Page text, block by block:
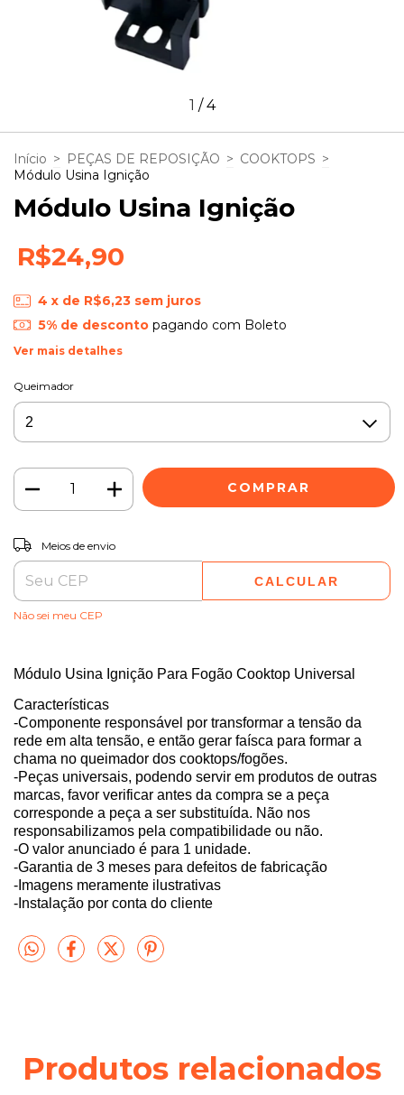
1 /4
Início > PEÇAS DE REPOSIÇÃO > COOKTOPS >
Módulo Usina Ignição
Módulo Usina Ignição
R$24,90
4 x de R$6,23 sem juros
5% de descontopagando com Boleto
Ver mais detalhes
Queimador
Entregas para o CEP:
Meios de envio
CALCULAR
Não sei meu CEP
Módulo Usina Ignição Para Fogão Cooktop Universa
Características
-Componente responsável por transformar a tensão da
rede em alta tensão, e então gerar faísca para formar a
chama no queimador dos cooktops/fogões.
-Peças universais, podendo servir em produtos de outras
marcas, favor verificar antes da compra se a peça
corresponde a peça a ser substituída. Não nos
responsabilizamos pela compatibilidade ou não.
-O valor anunciado é para 1 unidade.
-Garantia de 3 meses para defeitos de fabricação
-Imagens meramente ilustrativas
-Instalação por conta do cliente
Produtos relacionados